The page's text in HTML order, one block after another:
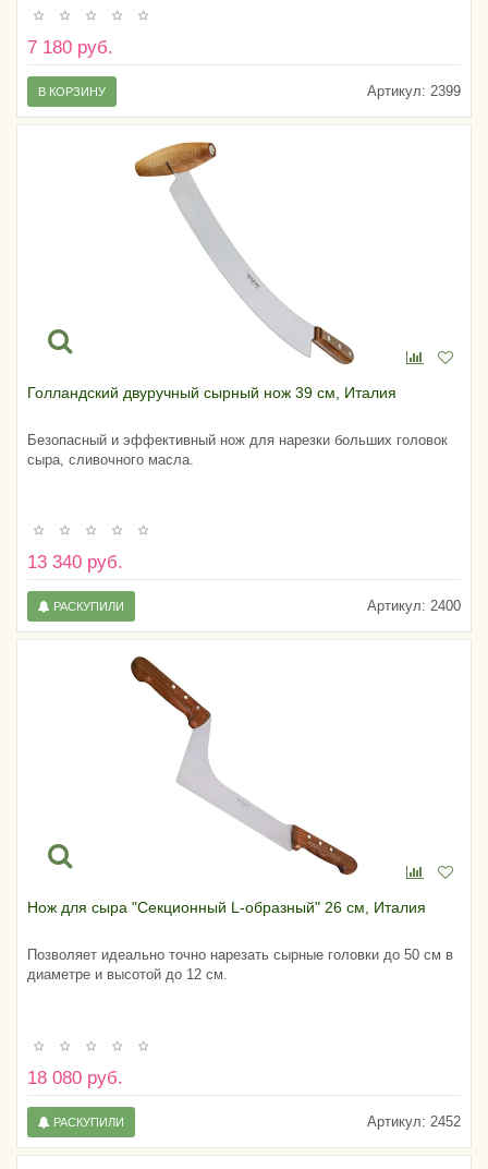
7 180 руб.
Артикул: 2399
В КОРЗИНУ
Голландский двуручный сырный нож 39 см, Италия
Безопасный и эффективный нож для нарезки больших головок
сыра, сливочного масла.
13 340 руб.
Артикул: 2400
РАСКУПИЛИ
Нож для сыра "Секционный L-образный" 26 см, Италия
Позволяет идеально точно нарезать сырные головки до 50 см в
диаметре и высотой до 12 см.
18 080 руб.
Артикул: 2452
РАСКУПИЛИ